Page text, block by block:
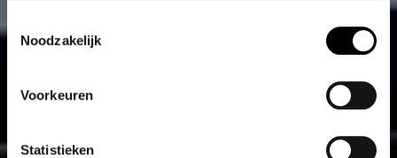
Noodzakelijk
Voorkeuren
Statistieken